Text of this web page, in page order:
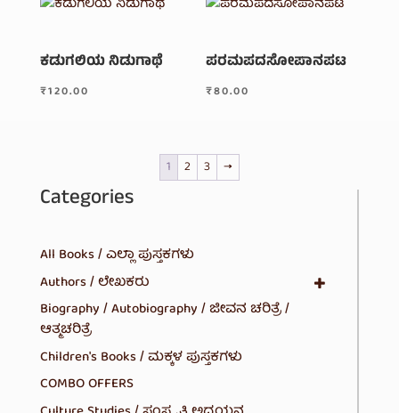
Categories
All Books / ಎಲ್ಲಾ ಪುಸ್ತಕಗಳು
Authors / ಲೇಖಕರು
Biography / Autobiography / ಜೀವನ ಚರಿತ್ರೆ /
ಆತ್ಮಚರಿತ್ರೆ
Children's Books / ಮಕ್ಕಳ ಪುಸ್ತಕಗಳು
COMBO OFFERS
ಕಡುಗಲಿಯ ನಿಡುಗಾಥೆ
₹120.00
ಪರಮಪದಸೋಪಾನಪಟ
₹80.00
1 2 3 →